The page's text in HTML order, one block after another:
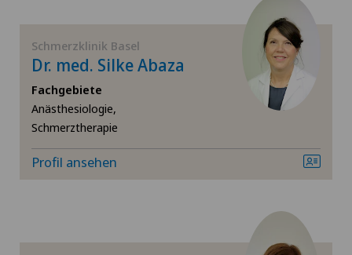
Anästhesiologie
Homöopathie
Hüftarthrose
Schmerzklinik Basel
Dr. med. Silke Abaza
Fachgebiete
Anästhesiologie,
Schmerztherapie
Profil ansehen